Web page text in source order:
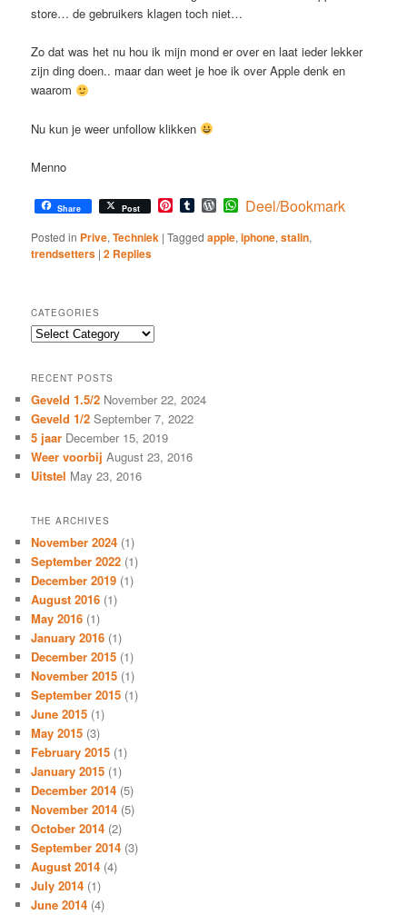
store… de gebruikers klagen toch niet…
Zo dat was het nu hou ik mijn mond er over en laat ieder lekker
zijn ding doen.. maar dan weet je hoe ik over Apple denk en
waarom
Nu kun je weer unfollow klikken
Menno
Share Post Pinterest
TumblrWordPress
WhatsApp
Deel/Bookmark
Posted in Prive,Techniek |Tagged apple,iphone,stalin,
trendsetters |2 Replies
CATEGORIES
Categories
RECENT POSTS
Geveld 1.5/2 November 22, 2024
Geveld 1/2 September 7, 2022
5 jaar December 15, 2019
Weer voorbij August 23, 2016
Uitstel May 23, 2016
THE ARCHIVES
November 2024 (1)
September 2022 (1)
December 2019 (1)
August 2016 (1)
May 2016 (1)
January 2016 (1)
December 2015 (1)
November 2015 (1)
September 2015 (1)
June 2015 (1)
May 2015 (3)
February 2015 (1)
January 2015 (1)
December 2014 (5)
November 2014 (5)
October 2014 (2)
September 2014 (3)
August 2014 (4)
July 2014 (1)
June 2014 (4)